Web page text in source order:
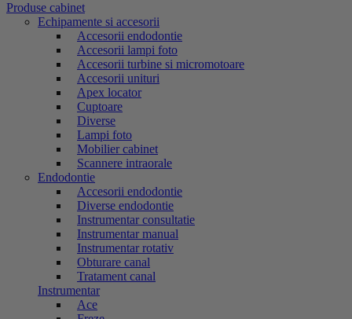
Produse cabinet
Echipamente si accesorii
Accesorii endodontie
Accesorii lampi foto
Accesorii turbine si micromotoare
Accesorii unituri
Apex locator
Cuptoare
Diverse
Lampi foto
Mobilier cabinet
Scannere intraorale
Endodontie
Accesorii endodontie
Diverse endodontie
Instrumentar consultatie
Instrumentar manual
Instrumentar rotativ
Obturare canal
Tratament canal
Instrumentar
Ace